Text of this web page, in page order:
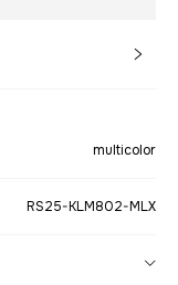
multicolor
RS25-KLM802-MLX